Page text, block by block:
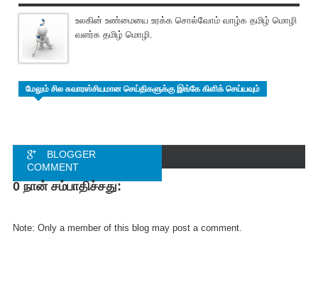
உலகின் உண்மையை உரக்க சொல்வோம் வாழ்க தமிழ் மொழி
வளர்க தமிழ் மொழி.
மேலும் சில சுவாரஸ்சியமான செய்திகளுக்கு இங்கே கிளிக் செய்யவும்
BLOGGER
COMMENT
FACEBOOK
0 நான் சம்பாதிச்சது:
Note: Only a member of this blog may post a comment.